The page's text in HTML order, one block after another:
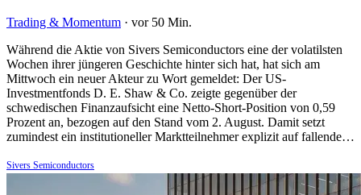
Trading & Momentum · vor 50 Min.
Während die Aktie von Sivers Semiconductors eine der volatilsten
Wochen ihrer jüngeren Geschichte hinter sich hat, hat sich am
Mittwoch ein neuer Akteur zu Wort gemeldet: Der US-
Investmentfonds D. E. Shaw & Co. zeigte gegenüber der
schwedischen Finanzaufsicht eine Netto-Short-Position von 0,59
Prozent an, bezogen auf den Stand vom 2. August. Damit setzt
zumindest ein institutioneller Marktteilnehmer explizit auf fallende…
Sivers Semiconductors